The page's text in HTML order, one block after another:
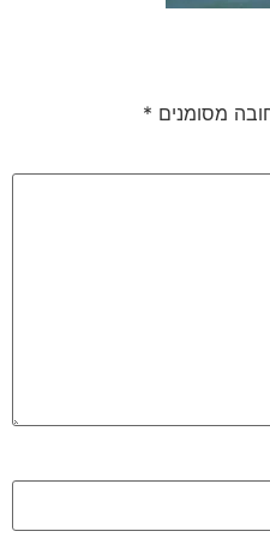
מסומנים *